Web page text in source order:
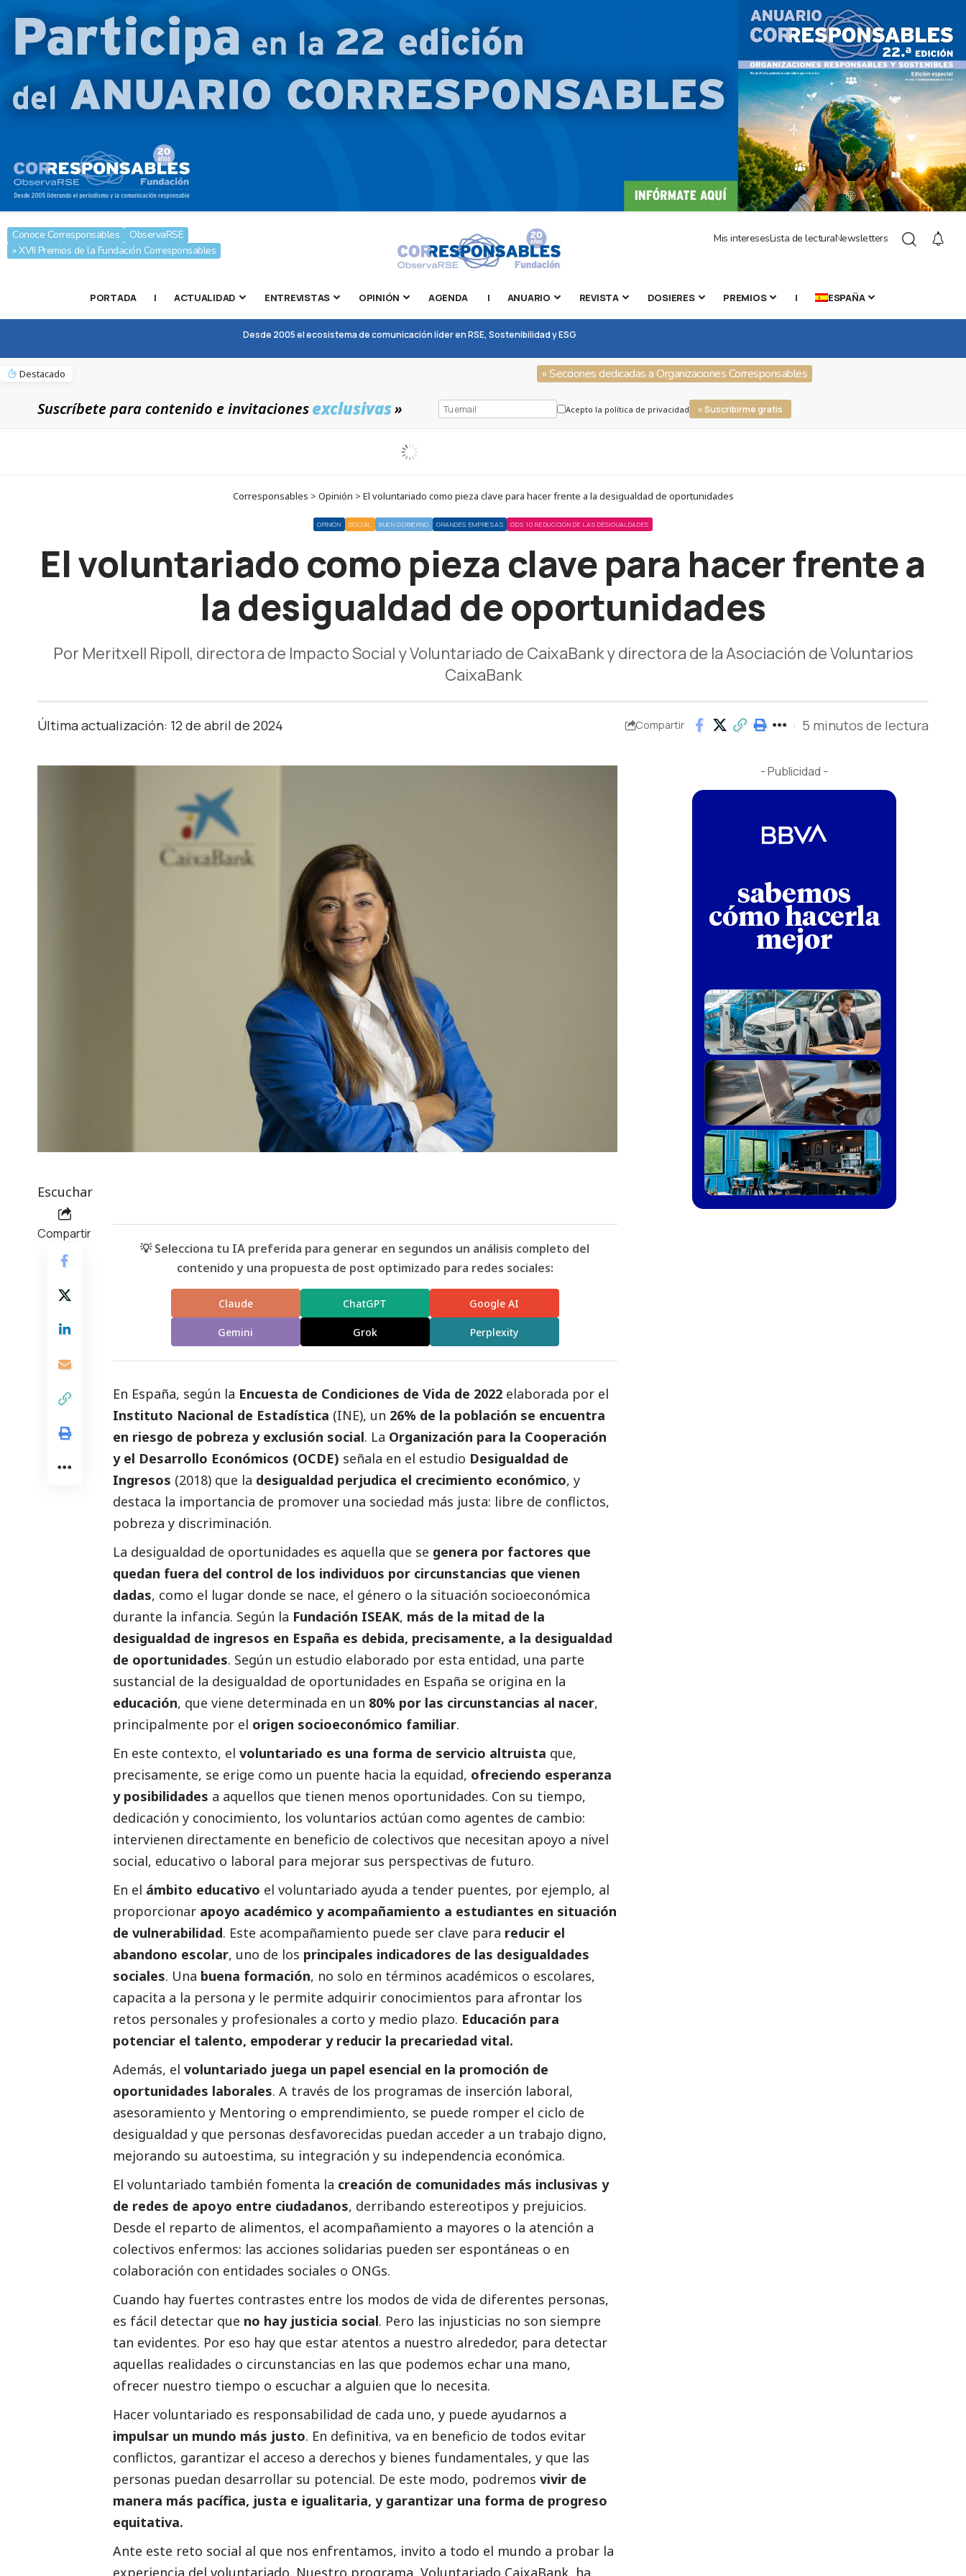
Conoce Corresponsables
ObservaRSE
» XVII Premios de la Fundación Corresponsables
Mis interesesLista de lecturaNewsletters
PORTADA | ACTUALIDAD ENTREVISTAS OPINIÓN AGENDA | ANUARIO REVISTA DOSIERES PREMIOS | ESPAÑA
Desde 2005 el ecosistema de comunicación líder en RSE, Sostenibilidad y ESG
Destacado » Secciones dedicadas a Organizaciones Corresponsables
Suscríbete para contenido e invitacionesexclusivas» Acepto la política de privacidad » Suscribirme gratis
Corresponsables > Opinión > El voluntariado como pieza clave para hacer frente a la desigualdad de oportunidades
OPINIÓN SOCIAL BUEN GOBIERNO GRANDES EMPRESAS ODS 10 REDUCCIÓN DE LAS DESIGUALDADES
El voluntariado como pieza clave para hacer frente a
la desigualdad de oportunidades
Por Meritxell Ripoll, directora de Impacto Social y Voluntariado de CaixaBank y directora de la Asociación de Voluntarios
CaixaBank
Última actualización: 12 de abril de 2024 Compartir 5 minutos de lectura
Escuchar
Compartir
💡 Selecciona tu IA preferida para generar en segundos un análisis completo del
contenido y una propuesta de post optimizado para redes sociales:
Claude ChatGPT Google AI
Gemini Grok Perplexity
En España, según la Encuesta de Condiciones de Vida de 2022 elaborada por el
Instituto Nacional de Estadística (INE), un 26% de la población se encuentra
en riesgo de pobreza y exclusión social. La Organización para la Cooperación
y el Desarrollo Económicos (OCDE) señala en el estudio Desigualdad de
Ingresos (2018) que la desigualdad perjudica el crecimiento económico, y
destaca la importancia de promover una sociedad más justa: libre de conflictos,
pobreza y discriminación.
La desigualdad de oportunidades es aquella que se genera por factores que
quedan fuera del control de los individuos por circunstancias que vienen
dadas, como el lugar donde se nace, el género o la situación socioeconómica
durante la infancia. Según la Fundación ISEAK, más de la mitad de la
desigualdad de ingresos en España es debida, precisamente, a la desigualdad
de oportunidades. Según un estudio elaborado por esta entidad, una parte
sustancial de la desigualdad de oportunidades en España se origina en la
educación, que viene determinada en un 80% por las circunstancias al nacer,
principalmente por el origen socioeconómico familiar.
En este contexto, el voluntariado es una forma de servicio altruista que,
precisamente, se erige como un puente hacia la equidad, ofreciendo esperanza
y posibilidades a aquellos que tienen menos oportunidades. Con su tiempo,
dedicación y conocimiento, los voluntarios actúan como agentes de cambio:
intervienen directamente en beneficio de colectivos que necesitan apoyo a nivel
social, educativo o laboral para mejorar sus perspectivas de futuro.
En el ámbito educativo el voluntariado ayuda a tender puentes, por ejemplo, al
proporcionar apoyo académico y acompañamiento a estudiantes en situación
de vulnerabilidad. Este acompañamiento puede ser clave para reducir el
abandono escolar, uno de los principales indicadores de las desigualdades
sociales. Una buena formación, no solo en términos académicos o escolares,
capacita a la persona y le permite adquirir conocimientos para afrontar los
retos personales y profesionales a corto y medio plazo. Educación para
potenciar el talento, empoderar y reducir la precariedad vital.
Además, el voluntariado juega un papel esencial en la promoción de
oportunidades laborales. A través de los programas de inserción laboral,
asesoramiento y Mentoring o emprendimiento, se puede romper el ciclo de
desigualdad y que personas desfavorecidas puedan acceder a un trabajo digno,
mejorando su autoestima, su integración y su independencia económica.
El voluntariado también fomenta la creación de comunidades más inclusivas y
de redes de apoyo entre ciudadanos, derribando estereotipos y prejuicios.
Desde el reparto de alimentos, el acompañamiento a mayores o la atención a
colectivos enfermos: las acciones solidarias pueden ser espontáneas o en
colaboración con entidades sociales o ONGs.
Cuando hay fuertes contrastes entre los modos de vida de diferentes personas,
es fácil detectar que no hay justicia social. Pero las injusticias no son siempre
tan evidentes. Por eso hay que estar atentos a nuestro alrededor, para detectar
aquellas realidades o circunstancias en las que podemos echar una mano,
ofrecer nuestro tiempo o escuchar a alguien que lo necesita.
Hacer voluntariado es responsabilidad de cada uno, y puede ayudarnos a
impulsar un mundo más justo. En definitiva, va en beneficio de todos evitar
conflictos, garantizar el acceso a derechos y bienes fundamentales, y que las
personas puedan desarrollar su potencial. De este modo, podremos vivir de
manera más pacífica, justa e igualitaria, y garantizar una forma de progreso
equitativa.
Ante este reto social al que nos enfrentamos, invito a todo el mundo a probar la
experiencia del voluntariado. Nuestro programa, Voluntariado CaixaBank , ha
- Publicidad -